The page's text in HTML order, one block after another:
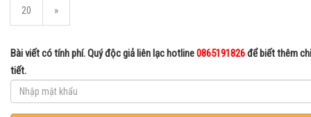
20 »
Bài viết có tính phí. Quý độc giả liên lạc hotline0865191826để biết thêm chi
tiết.